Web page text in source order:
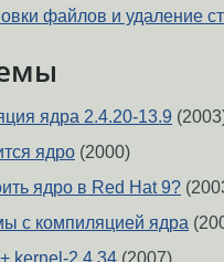
файлов и удаление
ядра 2.4.20-13.9
ядро (2000)
ядро в Red Hat 9?
с компиляцией ядра